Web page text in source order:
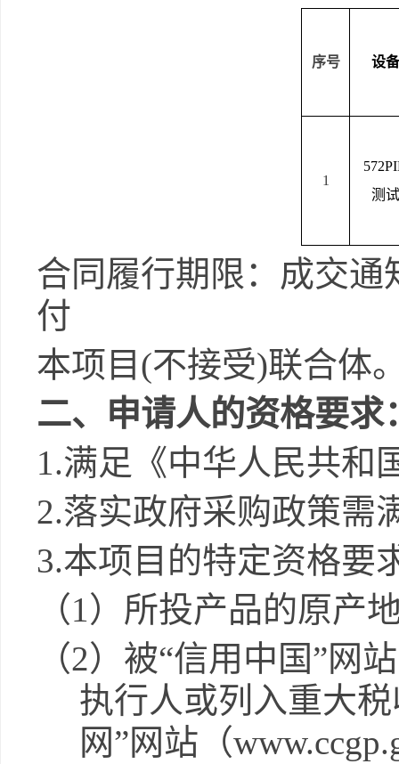
序号 设
1
测
合同履行期限：成交通
付
本项目 (不接受)联合体
二、申请人的资格要求
1.满足《中华人民共和
2.落实政府采购政策需
3.本项目的特定资格要
（1）所投产品的原产
（2）被“信用中国”网
执行人或列入重大
网”网站（